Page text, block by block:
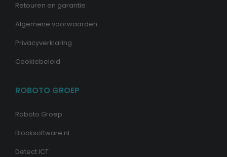
Retouren en garantie
Algemene voorwaarden
Privacyverklaring
Cookiebeleid
ROBOTO GROEP
Roboto Groep
Blocksoftware.nl
Detect ICT